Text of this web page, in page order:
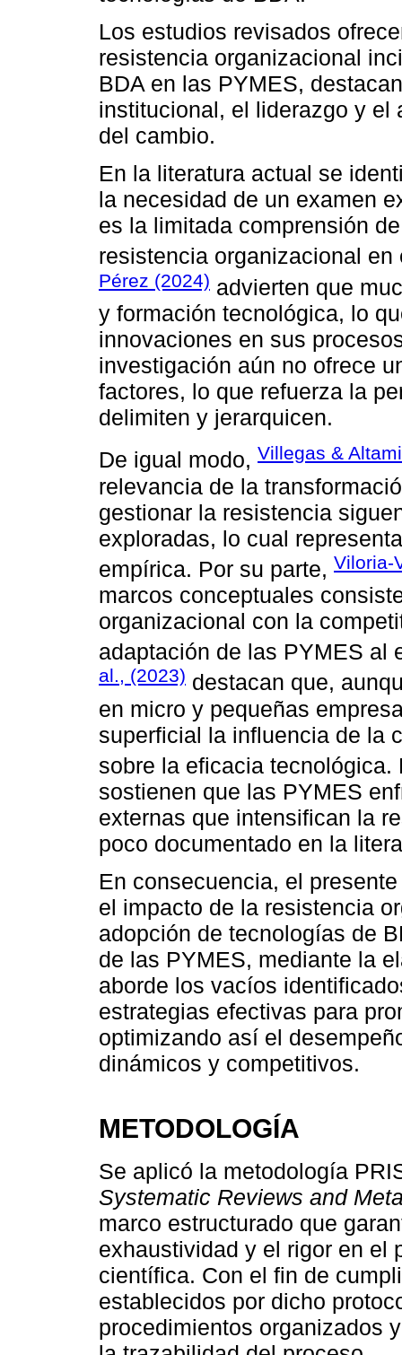
Los estudios revisados
resistencia organizacional
BDA en las PYMES,
institucional, el liderazgo y el
del cambio.
En la literatura actual se
la necesidad de un examen
es la limitada comprensión
resistencia organizacional
Pérez (2024) advierten que
y formación tecnológica, lo
innovaciones en sus
investigación aún no ofrece
factores, lo que refuerza la
delimiten y jerarquicen.
De igual modo, Villegas &
relevancia de la
gestionar la resistencia
exploradas, lo cual
empírica. Por su parte, Viloria-
marcos conceptuales
organizacional con la
adaptación de las PYMES
al., (2023) destacan que,
en micro y pequeñas
superficial la influencia de la
sobre la eficacia
sostienen que las PYMES
externas que intensifican la
poco documentado en la
En consecuencia, el
el impacto de la resistencia
adopción de tecnologías de
de las PYMES, mediante la
aborde los vacíos
estrategias efectivas para
optimizando así el
dinámicos y competitivos.
METODOLOGÍA
Se aplicó la metodología
Systematic Reviews and
marco estructurado que
exhaustividad y el rigor en el
científica. Con el fin de
establecidos por dicho
procedimientos organizados